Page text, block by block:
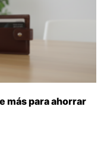
más para ahorrar